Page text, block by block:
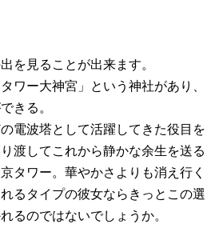
を見ることが出来ます。
ワー大神宮」という神社があり、
きる。
電波塔として活躍してきた役目を
渡してこれから静かな余生を送る
タワー。華やかさよりも消え行く
るタイプの彼女ならきっとこの選
るのではないでしょうか。